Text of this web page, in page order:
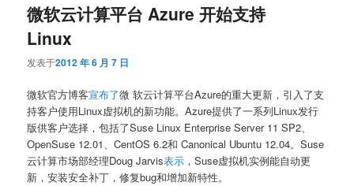
微软云计算平台 Azure 开始支持
Linux
发表于2012 年 6 月 7 日
微软官方博客宣布了微 软云计算平台Azure的重大更新，引入了支
持客户使用Linux虚拟机的新功能。Azure提供了一系列Linux发行
版供客户选择，包括了Suse Linux Enterprise Server 11 SP2、
OpenSuse 12.01、CentOS 6.2和 Canonical Ubuntu 12.04。Suse
云计算市场部经理Doug Jarvis表示 ，Suse虚拟机实例能自动更
新，安装安全补丁，修复bug和增加新特性。